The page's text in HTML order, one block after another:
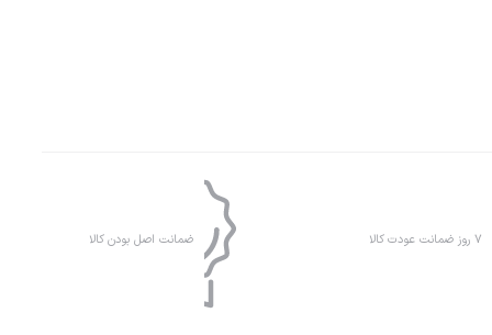
۷ روز ضمانت عودت کالا ضمانت اصل بودن کالا